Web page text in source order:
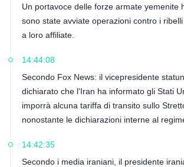
Un portavoce delle forze armate yemenite
sono state avviate operazioni contro i
a loro affiliate.
14:44:08
Secondo Fox News: il vicepresidente
dichiarato che l'Iran ha informato gli Stati
imporrà alcuna tariffa di transito sullo
nonostante le dichiarazioni interne al
14:42:35
Secondo i media iraniani, il presidente